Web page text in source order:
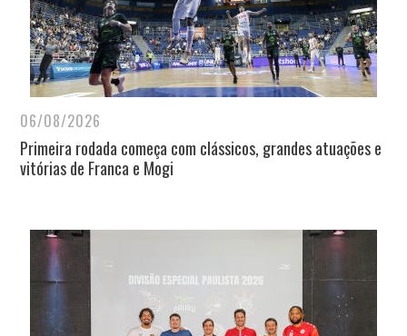
06/08/2026
Primeira rodada começa com clássicos, grandes atuações e
vitórias de Franca e Mogi